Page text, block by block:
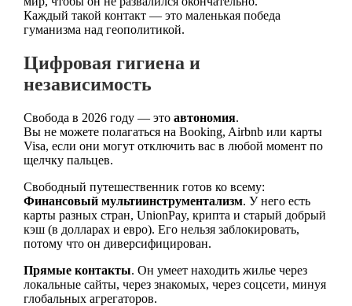
Каждый такой контакт — это маленькая победа
гуманизма над геополитикой.
Цифровая гигиена и
независимость
Свобода в 2026 году — это автономия.
Вы не можете полагаться на Booking, Airbnb или карты
Visa, если они могут отключить вас в любой момент по
щелчку пальцев.
Свободный путешественник готов ко всему:
Финансовый мультиинструментализм. У него есть
карты разных стран, UnionPay, крипта и старый добрый
кэш (в долларах и евро). Его нельзя заблокировать,
потому что он диверсифицирован.
Прямые контакты. Он умеет находить жилье через
локальные сайты, через знакомых, через соцсети, минуя
глобальных агрегаторов.